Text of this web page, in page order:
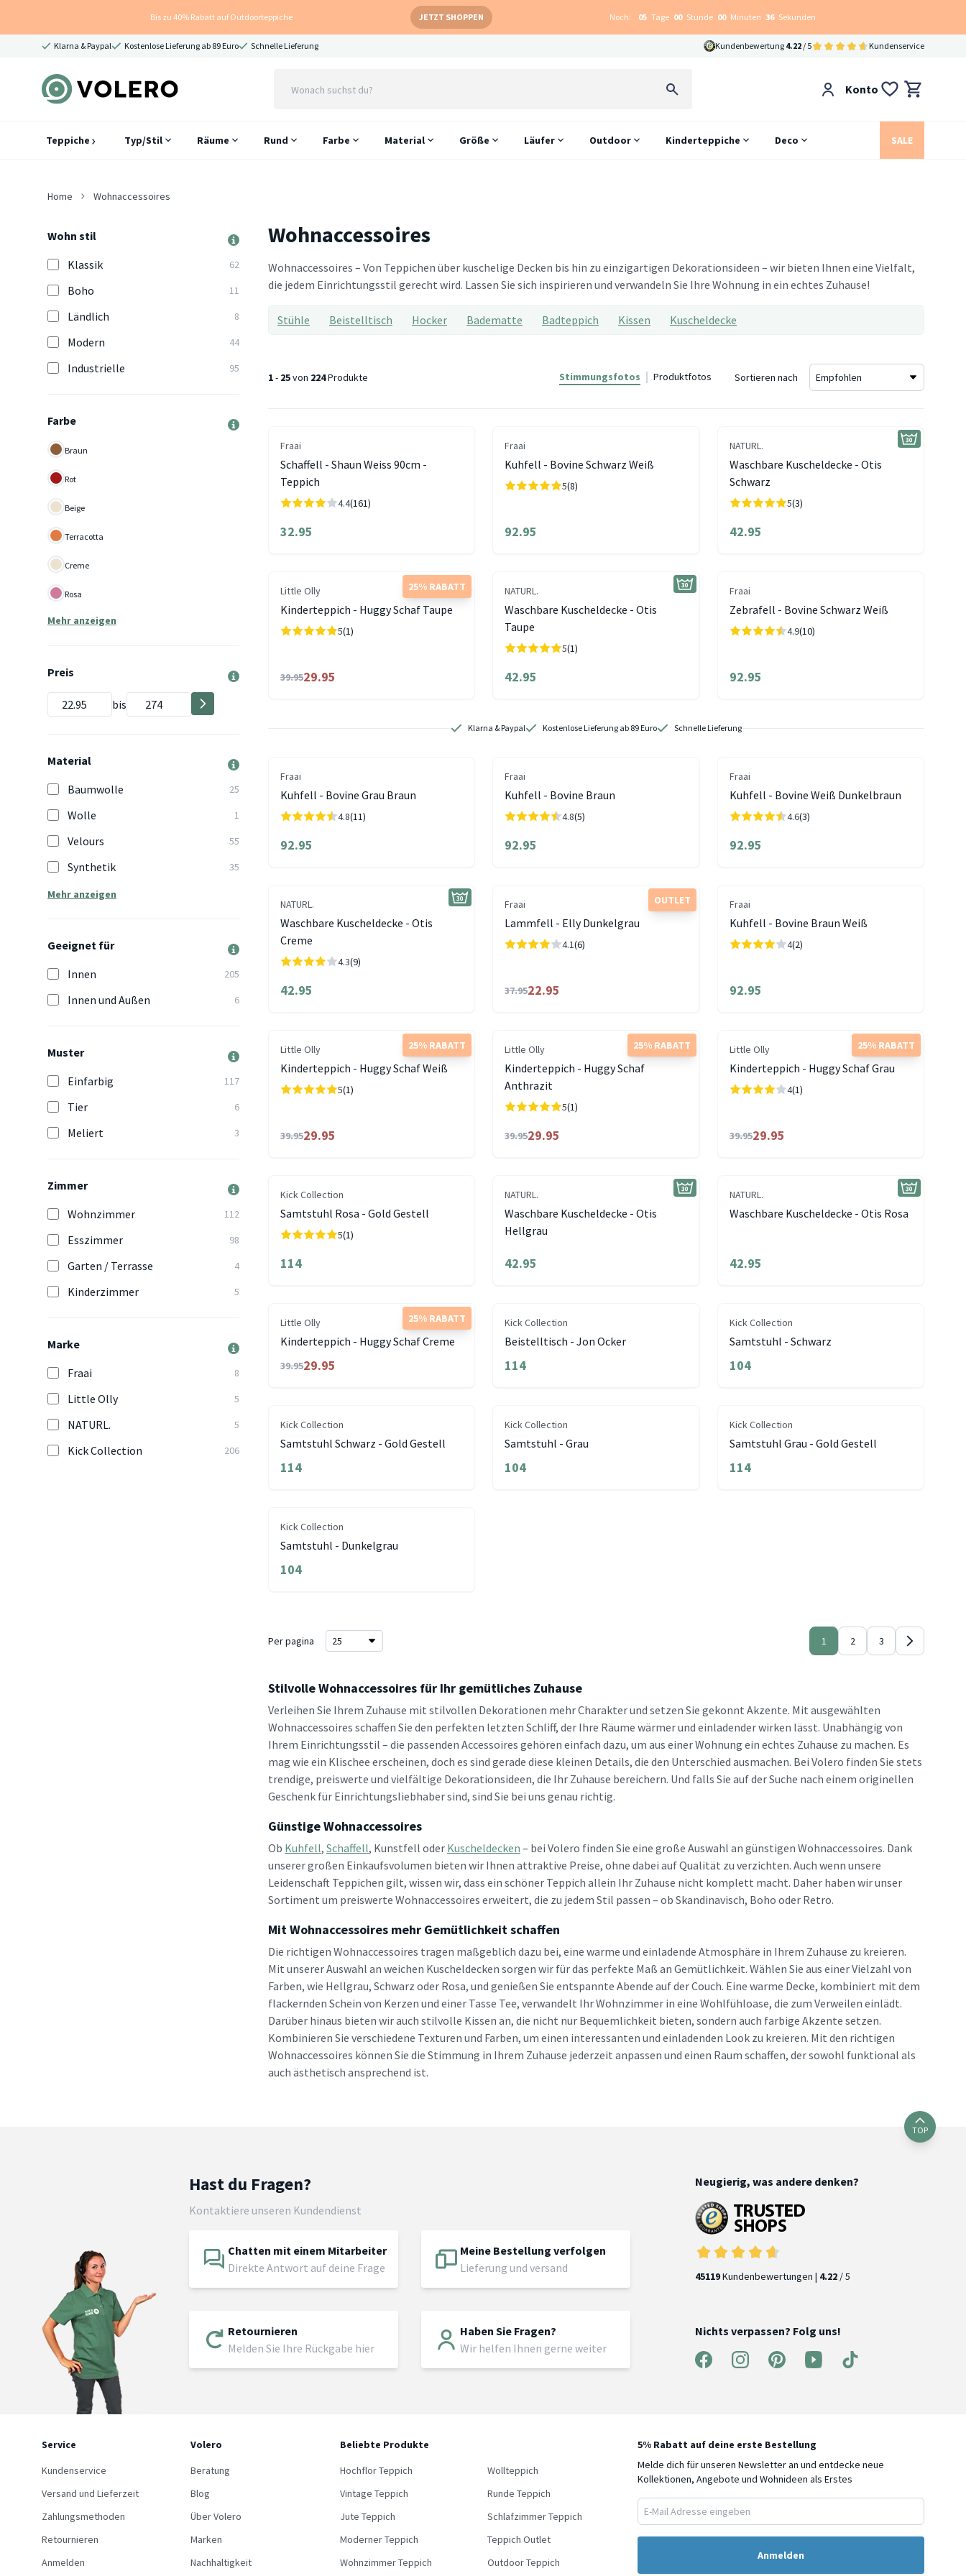
Bis zu 40% Rabatt auf Outdoorteppiche JETZT SHOPPEN Noch: 05 Tage 00 Stunde 00 Minuten 35 Sekunden
Klarna & Paypal Kostenlose Lieferung ab 89 Euro Schnelle Lieferung Kundenbewertung 4.22 / 5 Kundenservice
Konto
Teppiche Typ/Stil Räume Rund Farbe Material Größe Läufer Outdoor Kinderteppiche Deco SALE
Home Wohnaccessoires
Wohn stil
Klassik
62
Boho 11
Ländlich 8
Modern 44
Industrielle 95
Farbe
Braun
Rot
Beige
Terracotta
Creme
Rosa
Mehr anzeigen
Preis
bis
Material
Baumwolle
25
Wolle 1
Velours 55
Synthetik 35
Mehr anzeigen
Geeignet für
Innen
205
Innen und Außen 6
Muster
Einfarbig
117
Tier 6
Meliert 3
Zimmer
Wohnzimmer
112
Esszimmer 98
Garten / Terrasse 4
Kinderzimmer 5
Marke
Fraai
8
Little Olly 5
NATURL. 5
Kick Collection 206
Wohnaccessoires
Wohnaccessoires – Von Teppichen über kuschelige Decken bis hin zu einzigartigen Dekorationsideen – wir bieten Ihnen eine Vielfalt,
die jedem Einrichtungsstil gerecht wird. Lassen Sie sich inspirieren und verwandeln Sie Ihre Wohnung in ein echtes Zuhause!
Stühle Beistelltisch Hocker Badematte Badteppich Kissen Kuscheldecke
1- 25von 224Produkte Stimmungsfotos Produktfotos Sortieren nach
Fraai
Schaffell - Shaun Weiss 90cm -
Teppich
4.4(161)
32.95
Fraai
Kuhfell - Bovine Schwarz Weiß
5(8)
92.95
NATURL.
Waschbare Kuscheldecke - Otis
Schwarz
5(3)
42.95
25% RABATT
Little Olly
Kinderteppich - Huggy Schaf Taupe
5(1)
39.9529.95
NATURL.
Waschbare Kuscheldecke - Otis
Taupe
5(1)
42.95
Fraai
Zebrafell - Bovine Schwarz Weiß
4.9(10)
92.95
Klarna & Paypal Kostenlose Lieferung ab 89 Euro Schnelle Lieferung
Fraai
Kuhfell - Bovine Grau Braun
4.8(11)
92.95
Fraai
Kuhfell - Bovine Braun
4.8(5)
92.95
Fraai
Kuhfell - Bovine Weiß Dunkelbraun
4.6(3)
92.95
NATURL.
Waschbare Kuscheldecke - Otis
Creme
4.3(9)
42.95
OUTLET
Fraai
Lammfell - Elly Dunkelgrau
4.1(6)
37.9522.95
Fraai
Kuhfell - Bovine Braun Weiß
4(2)
92.95
25% RABATT
Little Olly
Kinderteppich - Huggy Schaf Weiß
5(1)
39.9529.95
25% RABATT
Little Olly
Kinderteppich - Huggy Schaf
Anthrazit
5(1)
39.9529.95
25% RABATT
Little Olly
Kinderteppich - Huggy Schaf Grau
4(1)
39.9529.95
Kick Collection
Samtstuhl Rosa - Gold Gestell
5(1)
114
NATURL.
Waschbare Kuscheldecke - Otis
Hellgrau
42.95
NATURL.
Waschbare Kuscheldecke - Otis Rosa
42.95
25% RABATT
Little Olly
Kinderteppich - Huggy Schaf Creme
39.9529.95
Kick Collection
Beistelltisch - Jon Ocker
114
Kick Collection
Samtstuhl - Schwarz
104
Kick Collection
Samtstuhl Schwarz - Gold Gestell
114
Kick Collection
Samtstuhl - Grau
104
Kick Collection
Samtstuhl Grau - Gold Gestell
114
Kick Collection
Samtstuhl - Dunkelgrau
104
Per pagina 1 2 3
Stilvolle Wohnaccessoires für Ihr gemütliches Zuhause
Verleihen Sie Ihrem Zuhause mit stilvollen Dekorationen mehr Charakter und setzen Sie gekonnt Akzente. Mit ausgewählten
Wohnaccessoires schaffen Sie den perfekten letzten Schliff, der Ihre Räume wärmer und einladender wirken lässt. Unabhängig von
Ihrem Einrichtungsstil – die passenden Accessoires gehören einfach dazu, um aus einer Wohnung ein echtes Zuhause zu machen. Es
mag wie ein Klischee erscheinen, doch es sind gerade diese kleinen Details, die den Unterschied ausmachen. Bei Volero finden Sie stets
trendige, preiswerte und vielfältige Dekorationsideen, die Ihr Zuhause bereichern. Und falls Sie auf der Suche nach einem originellen
Geschenk für Einrichtungsliebhaber sind, sind Sie bei uns genau richtig.
Günstige Wohnaccessoires
Ob Kuhfell, Schaffell, Kunstfell oder Kuscheldecken – bei Volero finden Sie eine große Auswahl an günstigen Wohnaccessoires. Dank
unserer großen Einkaufsvolumen bieten wir Ihnen attraktive Preise, ohne dabei auf Qualität zu verzichten. Auch wenn unsere
Leidenschaft Teppichen gilt, wissen wir, dass ein schöner Teppich allein Ihr Zuhause nicht komplett macht. Daher haben wir unser
Sortiment um preiswerte Wohnaccessoires erweitert, die zu jedem Stil passen – ob Skandinavisch, Boho oder Retro.
Mit Wohnaccessoires mehr Gemütlichkeit schaffen
Die richtigen Wohnaccessoires tragen maßgeblich dazu bei, eine warme und einladende Atmosphäre in Ihrem Zuhause zu kreieren.
Mit unserer Auswahl an weichen Kuscheldecken sorgen wir für das perfekte Maß an Gemütlichkeit. Wählen Sie aus einer Vielzahl von
Farben, wie Hellgrau, Schwarz oder Rosa, und genießen Sie entspannte Abende auf der Couch. Eine warme Decke, kombiniert mit dem
flackernden Schein von Kerzen und einer Tasse Tee, verwandelt Ihr Wohnzimmer in eine Wohlfühloase, die zum Verweilen einlädt.
Darüber hinaus bieten wir auch stilvolle Kissen an, die nicht nur Bequemlichkeit bieten, sondern auch farbige Akzente setzen.
Kombinieren Sie verschiedene Texturen und Farben, um einen interessanten und einladenden Look zu kreieren. Mit den richtigen
Wohnaccessoires können Sie die Stimmung in Ihrem Zuhause jederzeit anpassen und einen Raum schaffen, der sowohl funktional als
auch ästhetisch ansprechend ist.
TOP
Hast du Fragen?
Kontaktiere unseren Kundendienst
Chatten mit einem Mitarbeiter
Direkte Antwort auf deine Frage
Meine Bestellung verfolgen
Lieferung und versand
Retournieren
Melden Sie Ihre Rückgabe hier
Haben Sie Fragen?
Wir helfen Ihnen gerne weiter
Neugierig, was andere denken?
45119Kundenbewertungen | 4.22 / 5
Nichts verpassen? Folg uns!
Service
Kundenservice
Versand und Lieferzeit
Zahlungsmethoden
Retournieren
Anmelden
Volero
Beratung
Blog
Über Volero
Marken
Nachhaltigkeit
Beliebte Produkte
Hochflor Teppich
Wollteppich
Vintage Teppich
Runde Teppich
Jute Teppich
Schlafzimmer Teppich
Moderner Teppich
Teppich Outlet
Wohnzimmer Teppich
Outdoor Teppich
5% Rabatt auf deine erste Bestellung
Melde dich für unseren Newsletter an und entdecke neue
Kollektionen, Angebote und Wohnideen als Erstes
Anmelden
5% Rabatt?
erfahre als Erste von neuen Produkten